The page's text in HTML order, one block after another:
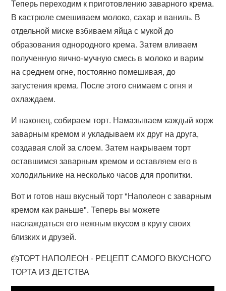
Теперь переходим к приготовлению заварного крема.
В кастрюле смешиваем молоко, сахар и ваниль. В
отдельной миске взбиваем яйца с мукой до
образования однородного крема. Затем вливаем
полученную яично-мучную смесь в молоко и варим
на среднем огне, постоянно помешивая, до
загустения крема. После этого снимаем с огня и
охлаждаем.
И наконец, собираем торт. Намазываем каждый корж
заварным кремом и укладываем их друг на друга,
создавая слой за слоем. Затем накрываем торт
оставшимся заварным кремом и оставляем его в
холодильнике на несколько часов для пропитки.
Вот и готов наш вкусный торт "Наполеон с заварным
кремом как раньше". Теперь вы можете
наслаждаться его нежным вкусом в кругу своих
близких и друзей.
🎂ТОРТ НАПОЛЕОН - РЕЦЕПТ САМОГО ВКУСНОГО
ТОРТА ИЗ ДЕТСТВА